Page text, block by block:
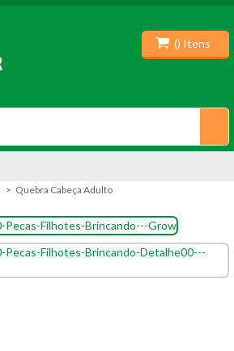
() Itens
Quebra Cabeça Adulto